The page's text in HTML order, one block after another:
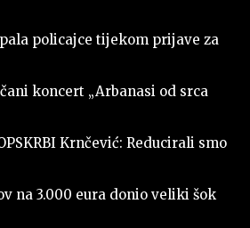
policajce tijekom prijave za
koncert „Arbanasi od srca
Krnčević: Reducirali smo
na 3.000 eura donio veliki šok